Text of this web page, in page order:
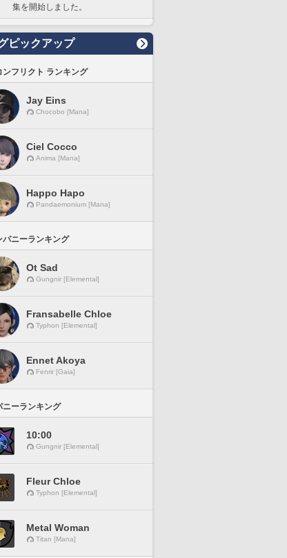
集を開始しました。
ピックアップ
ンフリクト ランキング
Jay Eins
Chocobo [Mana]
Ciel Cocco
Anima [Mana]
Happo Hapo
Pandaemonium [Mana]
パニーランキング
Ot Sad
Gungnir [Elemental]
Fransabelle Chloe
Typhon [Elemental]
Ennet Akoya
Fenrir [Gaia]
ニーランキング
10:00
Gungnir [Elemental]
Fleur Chloe
Typhon [Elemental]
Metal Woman
Titan [Mana]